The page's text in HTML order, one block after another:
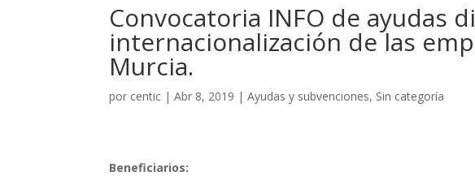
Convocatoria INFO de ayudas
internacionalización de las
Murcia.
por centic |Abr 8, 2019 |Ayudas y subvenciones, Sin categoría
Beneficiarios: